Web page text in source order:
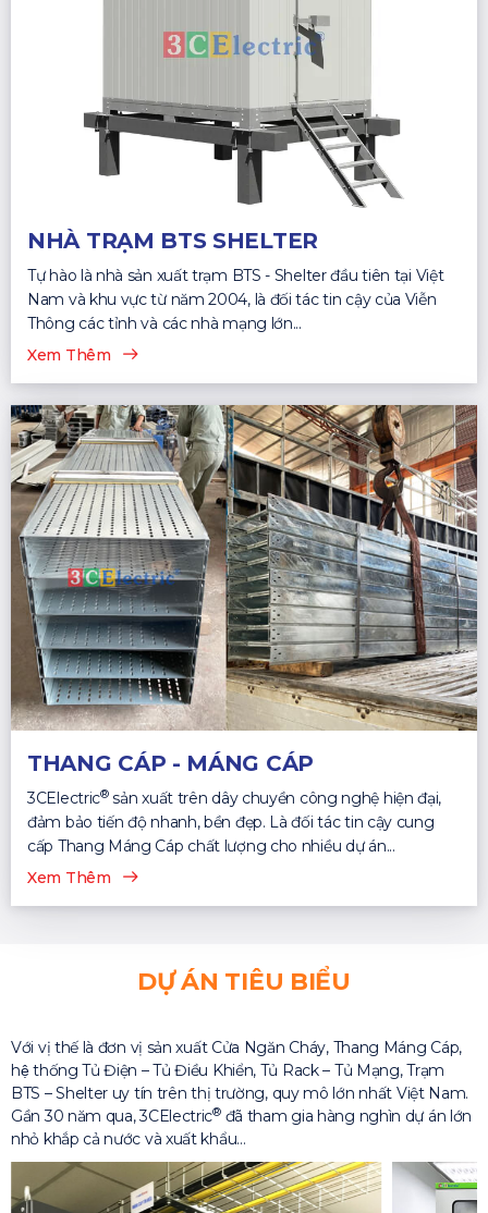
NHÀ TRẠM BTS SHELTER
Tự hào là nhà sản xuất trạm BTS - Shelter đầu tiên tại Việt
Nam và khu vực từ năm 2004, là đối tác tin cậy của Viễn
Thông các tỉnh và các nhà mạng lớn...
Xem Thêm
THANG CÁP - MÁNG CÁP
3CElectric®sản xuất trên dây chuyền công nghệ hiện đại,
đảm bảo tiến độ nhanh, bền đẹp. Là đối tác tin cậy cung
cấp Thang Máng Cáp chất lượng cho nhiều dự án...
Xem Thêm
DỰ ÁN TIÊU BIỂU
Với vị thế là đơn vị sản xuất Cửa Ngăn Cháy, Thang Máng Cáp,
hệ thống Tủ Điện – Tủ Điều Khiển, Tủ Rack – Tủ Mạng, Trạm
BTS – Shelter uy tín trên thị trường, quy mô lớn nhất Việt Nam.
Gần 30 năm qua, 3CElectric®đã tham gia hàng nghìn dự án lớn
nhỏ khắp cả nước và xuất khẩu…